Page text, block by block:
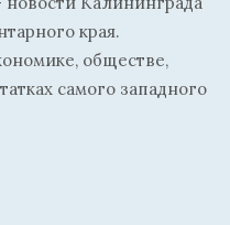
края.
обществе,
самого западного